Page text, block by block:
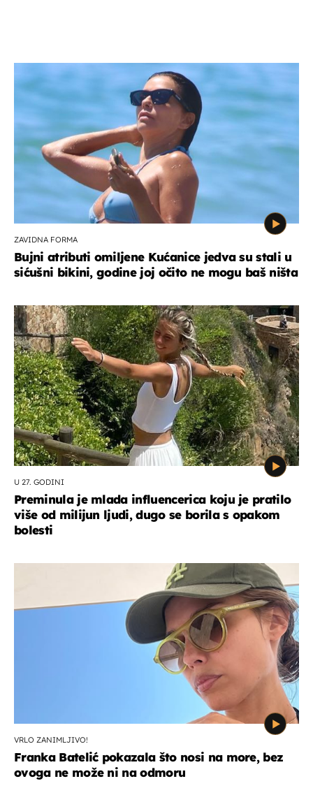
ZAVIDNA FORMA
Bujni atributi omiljene Kućanice jedva su stali u
sićušni bikini, godine joj očito ne mogu baš ništa
U 27. GODINI
Preminula je mlada influencerica koju je pratilo
više od milijun ljudi, dugo se borila s opakom
bolesti
VRLO ZANIMLJIVO!
Franka Batelić pokazala što nosi na more, bez
ovoga ne može ni na odmoru